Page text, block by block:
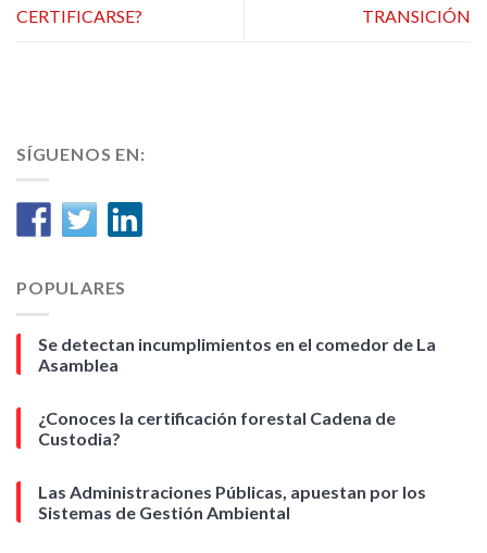
CERTIFICARSE?
TRANSICIÓN
SÍGUENOS EN:
POPULARES
Se detectan incumplimientos en el comedor de La
Asamblea
¿Conoces la certificación forestal Cadena de
Custodia?
Las Administraciones Públicas, apuestan por los
Sistemas de Gestión Ambiental